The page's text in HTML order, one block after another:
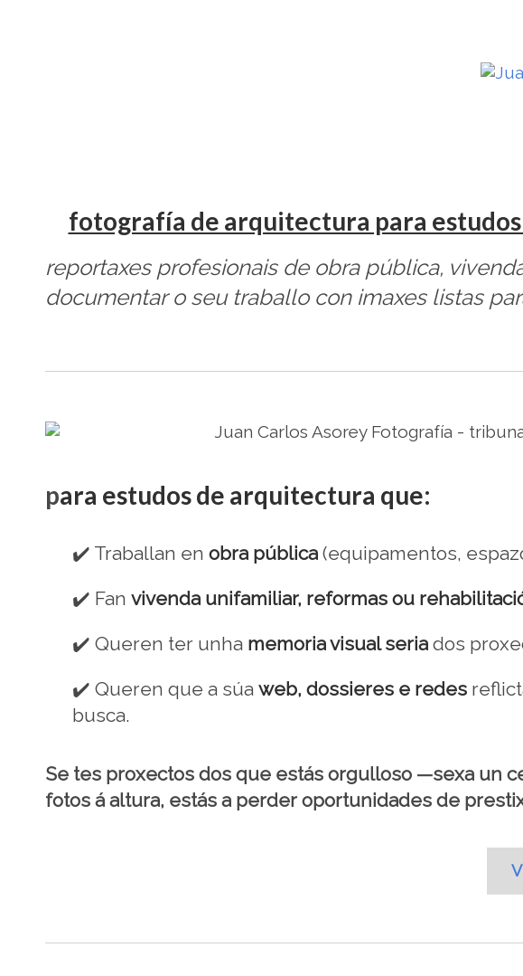
fotografía de arquitectura para
reportaxes profesionais de obra pública,
documentar o seu traballo con imaxes listas
para estudos de arquitectura que:
✔️ Traballan en obra pública (equipamentos,
✔️ Fan vivenda unifamiliar, reformas ou
✔️ Queren ter unha memoria visual seria dos
✔️ Queren que a súa web, dossieres e redes
busca.
Se tes proxectos dos que estás orgulloso —sexa un
fotos á altura, estás a perder oportunidades de